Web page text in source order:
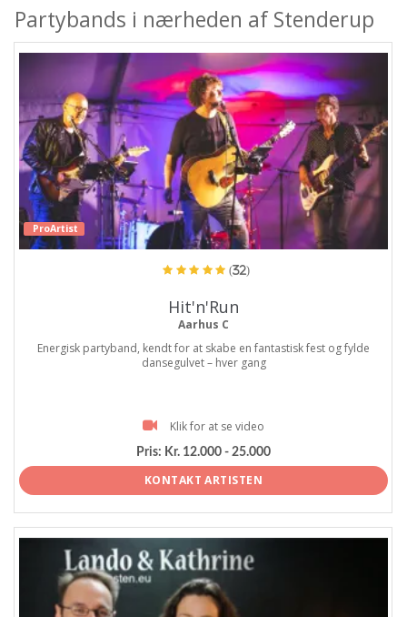
Partybands i nærheden af Stenderup
ProArtist
(32)
Hit'n'Run
Aarhus C
Energisk partyband, kendt for at skabe en fantastisk fest og fylde
dansegulvet – hver gang
Klik for at se video
Pris: Kr. 12.000 - 25.000
KONTAKT ARTISTEN